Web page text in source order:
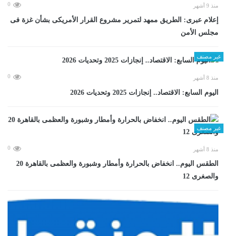
منذ 9 أشهر 0
إعلام عبرى: الطريق ممهد لتمرير مشروع القرار الأمريكى بشأن غزة فى
مجلس الأمن
غير مصنف
منذ 8 أشهر 0
اليوم السابع: الاقتصاد.. إنجازات 2025 وتحديات 2026
غير مصنف
منذ 8 أشهر 0
الطقس اليوم.. انخفاض بالحرارة وأمطار وشبورة والعظمى بالقاهرة 20
والصغرى 12